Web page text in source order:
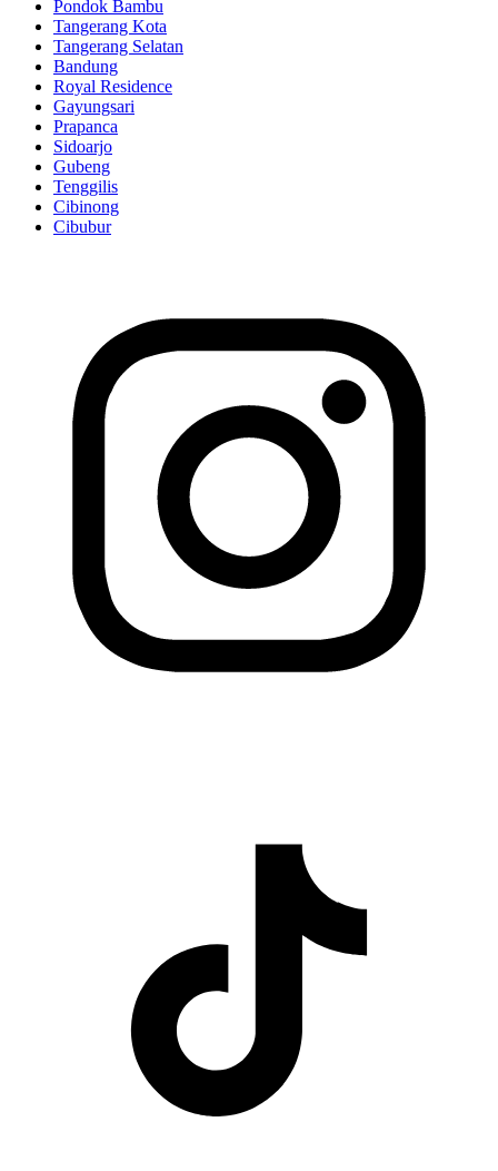
Pondok Bambu
Tangerang Kota
Tangerang Selatan
Bandung
Royal Residence
Gayungsari
Prapanca
Sidoarjo
Gubeng
Tenggilis
Cibinong
Cibubur